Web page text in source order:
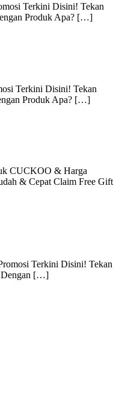
Terkini Disini! Tekan
Produk Apa? […]
Terkini Disini! Tekan
Produk Apa? […]
CUCKOO & Harga
& Cepat Claim Free Gift
Terkini Disini! Tekan
Dengan […]